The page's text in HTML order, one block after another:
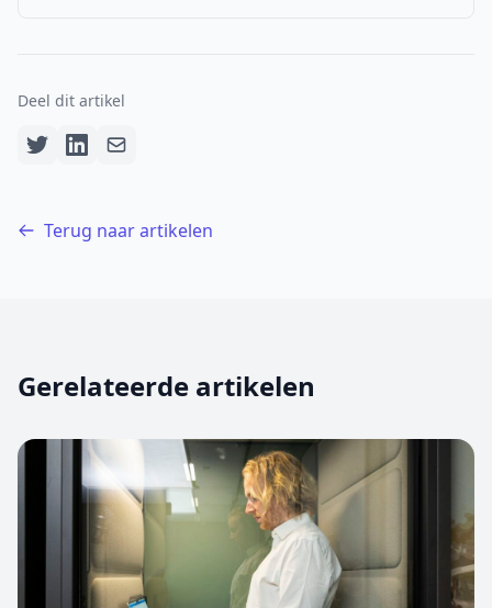
Deel dit artikel
Terug naar artikelen
Gerelateerde artikelen